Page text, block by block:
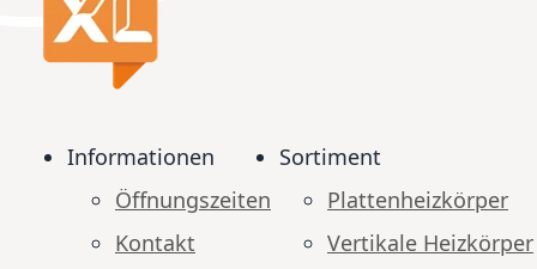
Informationen
Öffnungszeiten
Kontakt
Sortiment
Plattenheizkörper
Vertikale Heizkörper